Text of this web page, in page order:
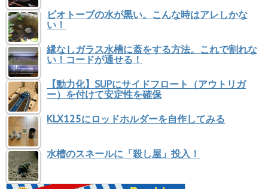
ビオトーブの水が黒い。こんな時はアレしかな
い！
縁なしガラス水槽に蓋をする方法。これで割れな
い！コードが通せる！
【動力化】SUPにサイドフロート（アウトリガ
ー）を付けて安定性を確保
KLX125にロッドホルダーを自作してみる
水槽のスネールに「殺し屋」投入！